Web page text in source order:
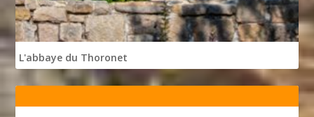
L'abbaye du Thoronet